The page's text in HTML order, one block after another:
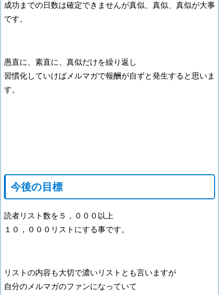
成功までの日数は確定できませんが真似、真似、真似が大事
です。
愚直に、素直に、真似だけを繰り返し
習慣化していけばメルマガで報酬が自ずと発生すると思いま
す。
今後の目標
読者リスト数を５，０００以上
１０，０００リストにする事です。
リストの内容も大切で濃いリストとも言いますが
自分のメルマガのファンになっていて